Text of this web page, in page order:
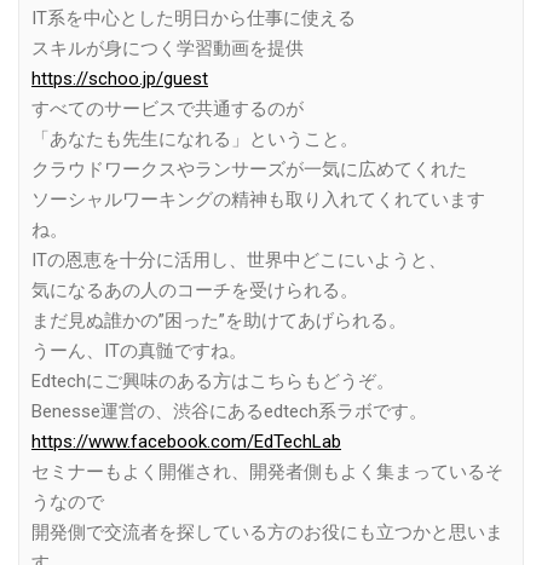
IT系を中心とした明日から仕事に使える
スキルが身につく学習動画を提供
https://schoo.jp/guest
すべてのサービスで共通するのが
「あなたも先生になれる」ということ。
クラウドワークスやランサーズが一気に広めてくれた
ソーシャルワーキングの精神も取り入れてくれています
ね。
ITの恩恵を十分に活用し、世界中どこにいようと、
気になるあの人のコーチを受けられる。
まだ見ぬ誰かの”困った”を助けてあげられる。
うーん、ITの真髄ですね。
Edtechにご興味のある方はこちらもどうぞ。
Benesse運営の、渋谷にあるedtech系ラボです。
https://www.facebook.com/EdTechLab
セミナーもよく開催され、開発者側もよく集まっているそ
うなので
開発側で交流者を探している方のお役にも立つかと思いま